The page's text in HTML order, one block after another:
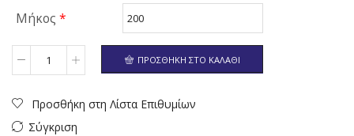
Μήκος *
Ποσότητα ΠΡΟΣΘΉΚΗ ΣΤΟ ΚΑΛΆΘΙ
Προσθήκη στη Λίστα Επιθυμίων
Σύγκριση